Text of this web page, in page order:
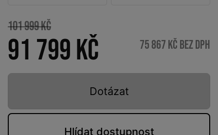
101 999 Kč
91 799 Kč 75 867 Kč bez DPH
Dotázat
Hlídat dostupnost